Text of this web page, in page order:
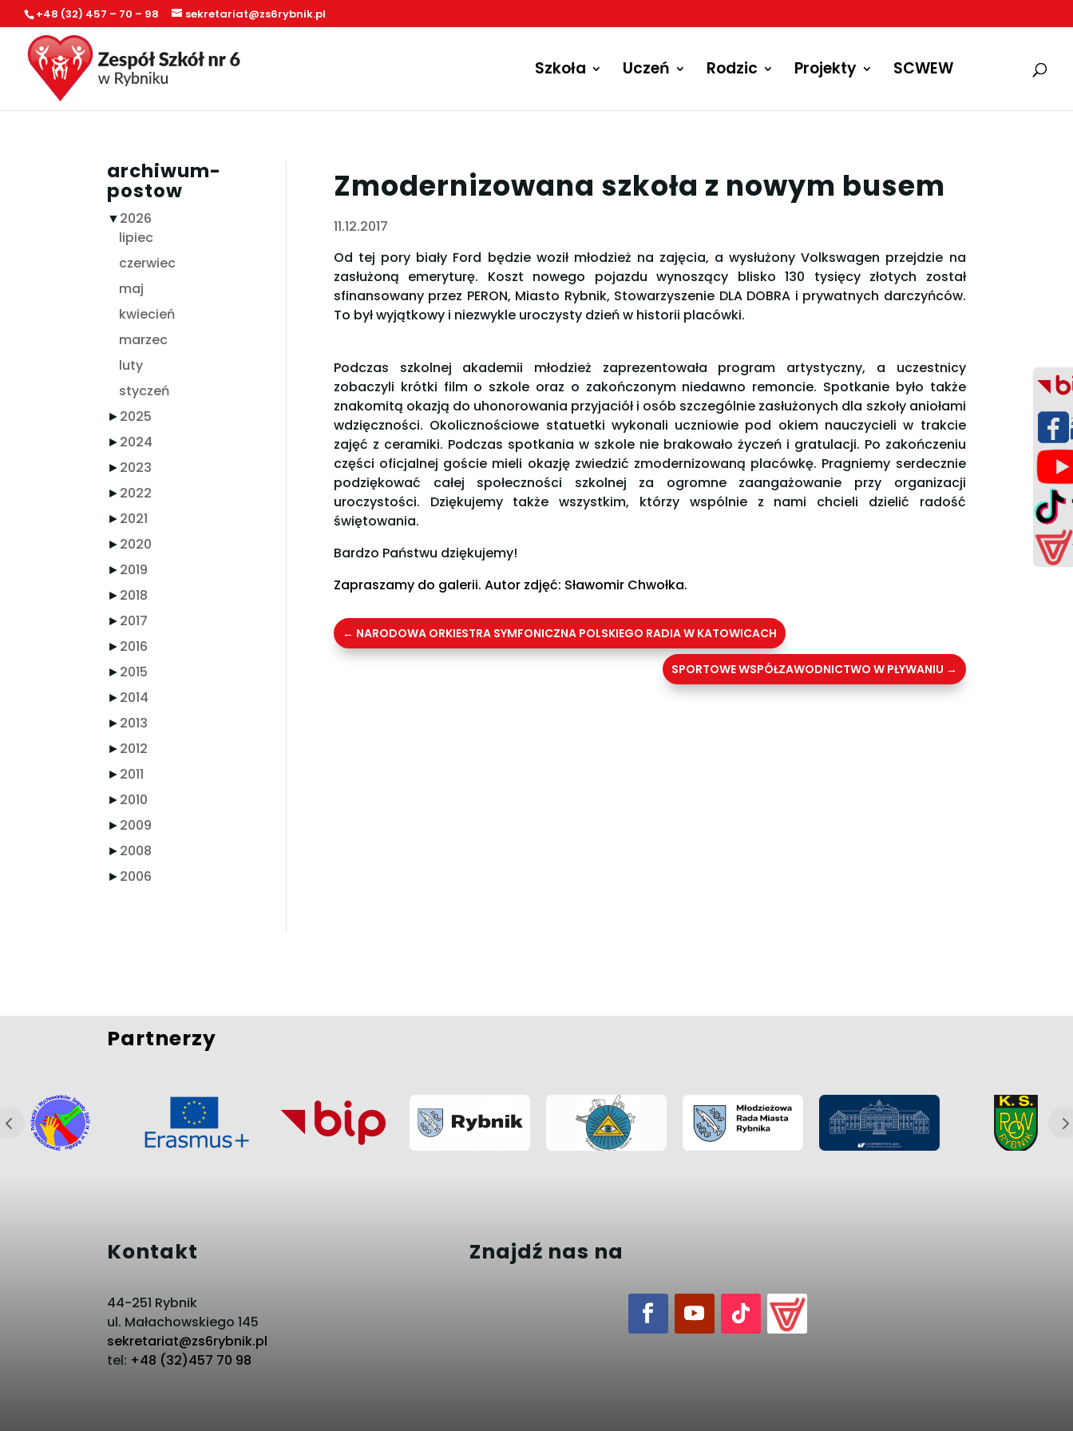
+48 (32) 457 – 70 – 98 sekretariat@zs6rybnik.pl
Szkoła Uczeń Rodzic Projekty SCWEW
archiwum-
postow
▼2026
lipiec
czerwiec
maj
kwiecień
marzec
luty
styczeń
►2025
►2024
►2023
►2022
►2021
►2020
►2019
►2018
►2017
►2016
►2015
►2014
►2013
►2012
►2011
►2010
►2009
►2008
►2006
Zmodernizowana szkoła z nowym busem
11.12.2017
Od tej pory biały Ford będzie woził młodzież na zajęcia, a wysłużony Volkswagen przejdzie na
zasłużoną emeryturę. Koszt nowego pojazdu wynoszący blisko 130 tysięcy złotych został
sfinansowany przez PERON, Miasto Rybnik, Stowarzyszenie DLA DOBRA i prywatnych darczyńców.
To był wyjątkowy i niezwykle uroczysty dzień w historii placówki.
Podczas szkolnej akademii młodzież zaprezentowała program artystyczny, a uczestnicy
zobaczyli krótki film o szkole oraz o zakończonym niedawno remoncie. Spotkanie było także
znakomitą okazją do uhonorowania przyjaciół i osób szczególnie zasłużonych dla szkoły aniołami
wdzięczności. Okolicznościowe statuetki wykonali uczniowie pod okiem nauczycieli w trakcie
zajęć z ceramiki. Podczas spotkania w szkole nie brakowało życzeń i gratulacji. Po zakończeniu
części oficjalnej goście mieli okazję zwiedzić zmodernizowaną placówkę. Pragniemy serdecznie
podziękować całej społeczności szkolnej za ogromne zaangażowanie przy organizacji
uroczystości. Dziękujemy także wszystkim, którzy wspólnie z nami chcieli dzielić radość
świętowania.
Bardzo Państwu dziękujemy!
Zapraszamy do galerii. Autor zdjęć: Sławomir Chwołka.
← NARODOWA ORKIESTRA SYMFONICZNA POLSKIEGO RADIA W KATOWICACH
SPORTOWE WSPÓŁZAWODNICTWO W PŁYWANIU →
Partnerzy
Kontakt
44-251 Rybnik
ul. Małachowskiego 145
sekretariat@zs6rybnik.pl
tel: +48 (32)457 70 98
Znajdź nas na